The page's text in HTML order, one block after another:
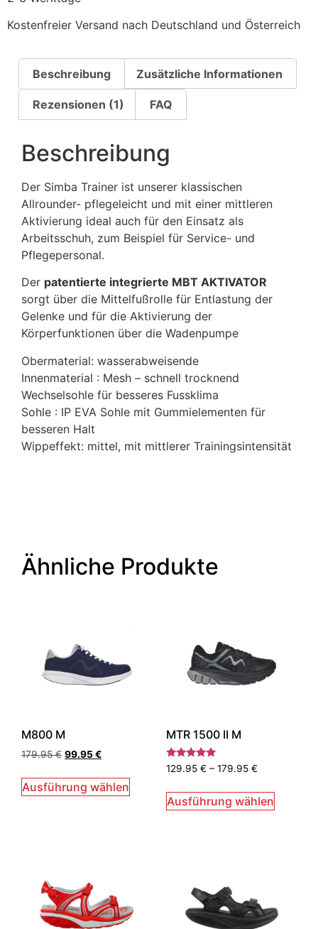
Kostenfreier Versand nach Deutschland und Österreich
Beschreibung Zusätzliche Informationen
Rezensionen (1) FAQ
Beschreibung
Der Simba Trainer ist unserer klassischen
Allrounder- pflegeleicht und mit einer mittleren
Aktivierung ideal auch für den Einsatz als
Arbeitsschuh, zum Beispiel für Service- und
Pflegepersonal.
Der patentierte integrierte MBT AKTIVATOR
sorgt über die Mittelfußrolle für Entlastung der
Gelenke und für die Aktivierung der
Körperfunktionen über die Wadenpumpe
Obermaterial: wasserabweisende
Innenmaterial : Mesh – schnell trocknend
Wechselsohle für besseres Fussklima
Sohle : IP EVA Sohle mit Gummielementen für
besseren Halt
Wippeffekt: mittel, mit mittlerer Trainingsintensität
Ähnliche Produkte
M800 M
179.95€ 99.95€
Ausführung wählen
MTR 1500 II M
Bewertet
mit
von 5
129.95 € – 179.95 €
Ausführung wählen